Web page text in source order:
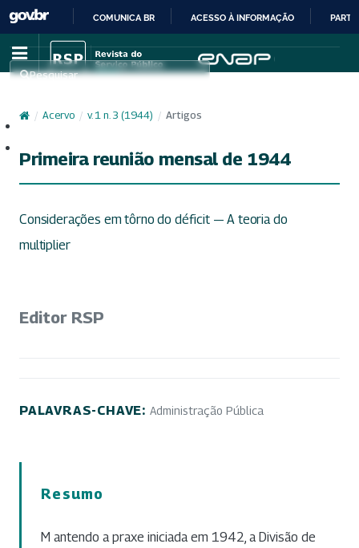
IR
PARA
CONTEÚDO
COMUNICA BR ACESSO À INFORMAÇÃO
Pesquisar
/ Acervo / v. 1 n. 3 (1944) / Artigos
Primeira reunião mensal de 1944
Considerações em tôrno do déficit — A teoria do
multiplier
Editor RSP
PALAVRAS-CHAVE: Administração Pública
Resumo
M antendo a praxe iniciada em 1942, a Divisão de